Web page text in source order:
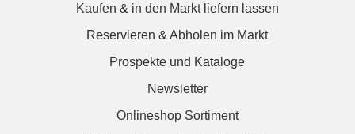
Kaufen & in den Markt liefern lassen
Reservieren & Abholen im Markt
Prospekte und Kataloge
Newsletter
Onlineshop Sortiment